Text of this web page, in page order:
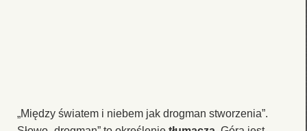
„Między światem i niebem jak drogman stworzenia”.